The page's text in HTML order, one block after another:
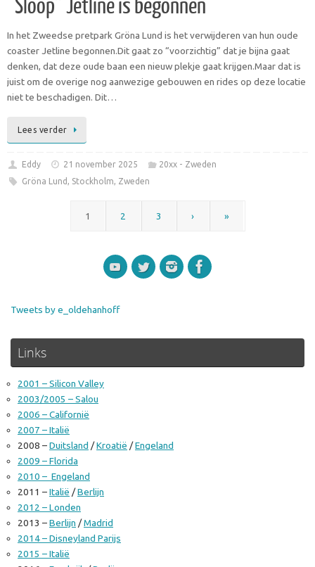
“Sloop” Jetline is begonnen
In het Zweedse pretpark Gröna Lund is het verwijderen van hun oude
coaster Jetline begonnen.Dit gaat zo “voorzichtig” dat je bijna gaat
denken, dat deze oude baan een nieuw plekje gaat krijgen.Maar dat is
juist om de overige nog aanwezige gebouwen en rides op deze locatie
niet te beschadigen. Dit…
Lees verder
Eddy 21 november 2025
20xx - Zweden
Gröna Lund , Stockholm, Zweden
1 2 3 › »
Tweets by e_oldehanhoff
Links
2001 – Silicon Valley
2003/2005 – Salou
2006 – Californië
2007 – Italië
2008 –Duitsland /Kroatië /Engeland
2009 – Florida
2010 – Engeland
2011 –Italië /Berlijn
2012 – Londen
2013 –Berlijn /Madrid
2014 – Disneyland Parijs
2015 – Italië